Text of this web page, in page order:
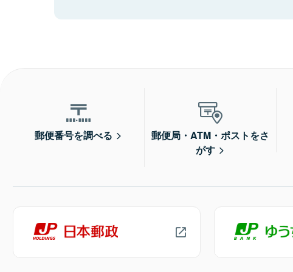
郵便番号を調べる
郵便局・ATM・ポストをさ
がす